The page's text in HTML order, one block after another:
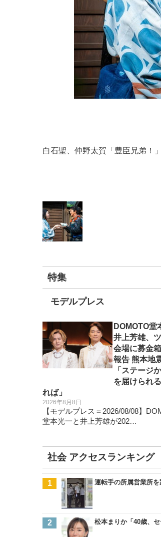
白石聖、仲野太賀「豊臣兄弟！
特集
モデルプレス
DOMOTO堂
井上芳雄、
会場に募金
報告 熊本地
「ステージ
を届けられ
れば」
2026年8月8日
【モデルプレス＝2026/08/08】
堂本光一と井上芳雄が202…
社会 アクセスランキング
運転手の所属営業所
松本まりか「40歳、